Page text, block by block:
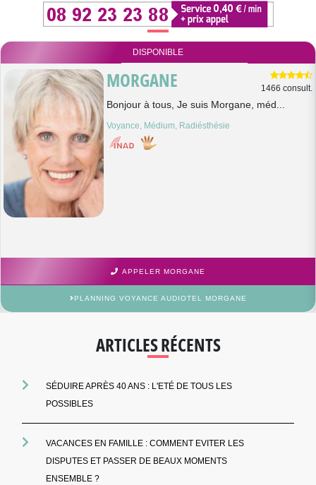
DISPONIBLE
MORGANE 1466 consult.
Bonjour à tous, Je suis Morgane, méd...
Voyance, Médium, Radiésthésie
APPELER MORGANE
PLANNING VOYANCE AUDIOTEL MORGANE
ARTICLES RÉCENTS
SÉDUIRE APRÈS 40 ANS : L'ETÉ DE TOUS LES
POSSIBLES
VACANCES EN FAMILLE : COMMENT EVITER LES
DISPUTES ET PASSER DE BEAUX MOMENTS
ENSEMBLE ?